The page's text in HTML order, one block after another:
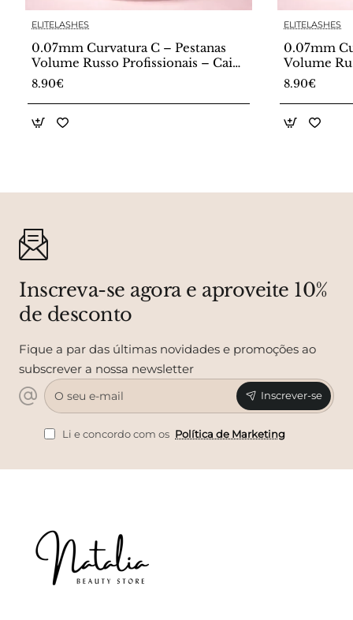
ELITELASHES
0.07mm Curvatura C – Pestanas
Volume Russo Profissionais – Caixa
16 Linhas
8.90€
ELITELASHES
0.07mm
Volume
16 Linhas
8.90€
Inscreva-se agora e aproveite 10%
de desconto
Fique a par das últimas novidades e promoções ao
subscrever a nossa newsletter
O
seu
e-
mail
Inscrever-se
Li e concordo com os Política de Marketing